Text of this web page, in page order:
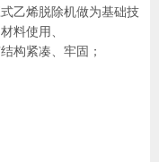
乙烯脱除机做为基础技
料使用、
构紧凑、牢固；